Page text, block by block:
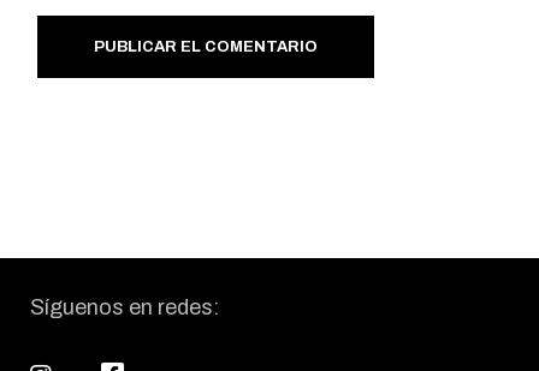
PUBLICAR EL COMENTARIO
Síguenos en redes: